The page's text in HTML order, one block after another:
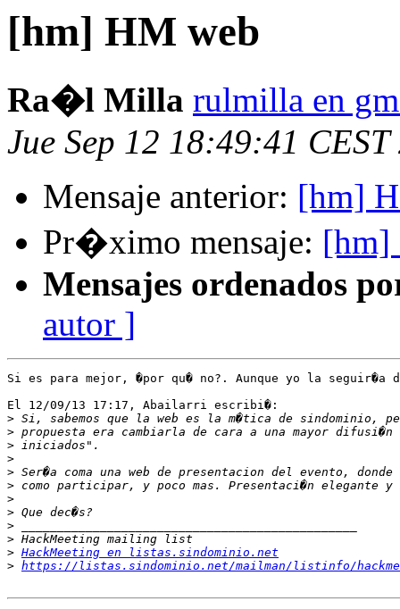
[hm] HM web
Ra�l Milla rulmilla en
Jue Sep 12 18:49:41 CEST
Mensaje anterior: [hm]
Pr�ximo mensaje: [hm]
Mensajes ordenados
autor ]
Si es para mejor, �por qu� no?. Aunque yo la seguir�a
El 12/09/13 17:17, Abailarri escribi�:
>
>
>
>
>
>
>
>
>
>
> HackMeeting en listas.sindominio.net
> https://listas.sindominio.net/mailman/listinfo/